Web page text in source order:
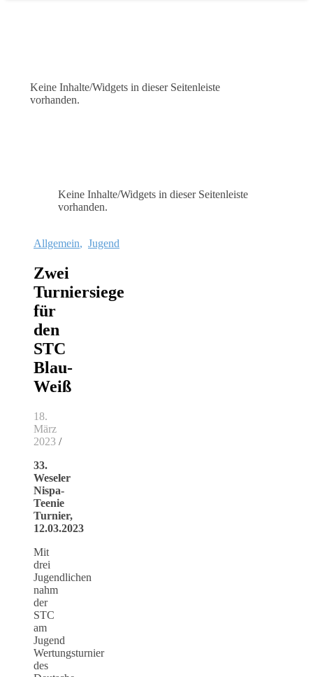
Keine Inhalte/Widgets in dieser Seitenleiste
vorhanden.
Keine Inhalte/Widgets in dieser Seitenleiste
vorhanden.
Allgemein, Jugend
Zwei
Turniersiege
für
den
STC
Blau-
Weiß
18.
März
2023 /
33.
Weseler
Nispa-
Teenie
Turnier,
12.03.2023
Mit
drei
Jugendlichen
nahm
der
STC
am
Jugend
Wertungsturnier
des